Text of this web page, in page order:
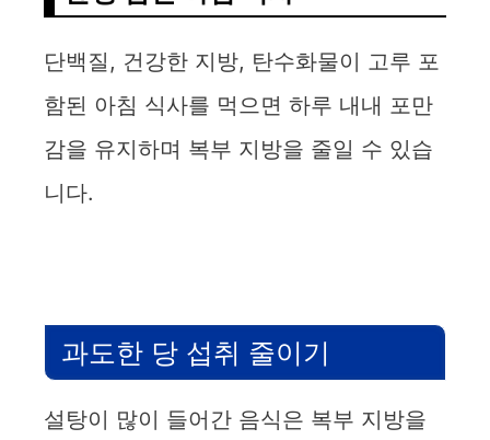
단백질, 건강한 지방, 탄수화물이 고루 포
함된 아침 식사를 먹으면 하루 내내 포만
감을 유지하며 복부 지방을 줄일 수 있습
니다.
과도한 당 섭취 줄이기
설탕이 많이 들어간 음식은 복부 지방을